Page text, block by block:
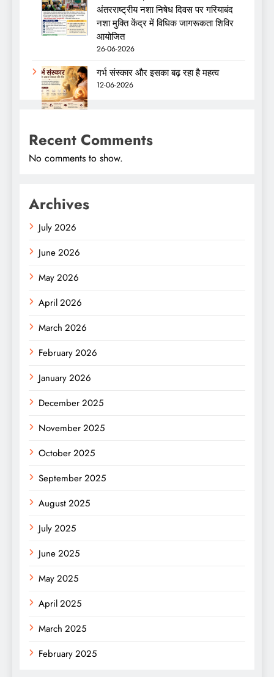
अंतरराष्ट्रीय नशा निषेध दिवस पर गरियाबंद
नशा मुक्ति केंद्र में विधिक जागरूकता शिविर
आयोजित
26-06-2026
गर्भ संस्कार और इसका बढ़ रहा है महत्व
12-06-2026
Recent Comments
No comments to show.
Archives
July 2026
June 2026
May 2026
April 2026
March 2026
February 2026
January 2026
December 2025
November 2025
October 2025
September 2025
August 2025
July 2025
June 2025
May 2025
April 2025
March 2025
February 2025